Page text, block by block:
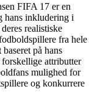
FIFA 17 er en
hans inkludering i
realistiske
fra hele
på hans
attributter
mulighed for
og konkurrere